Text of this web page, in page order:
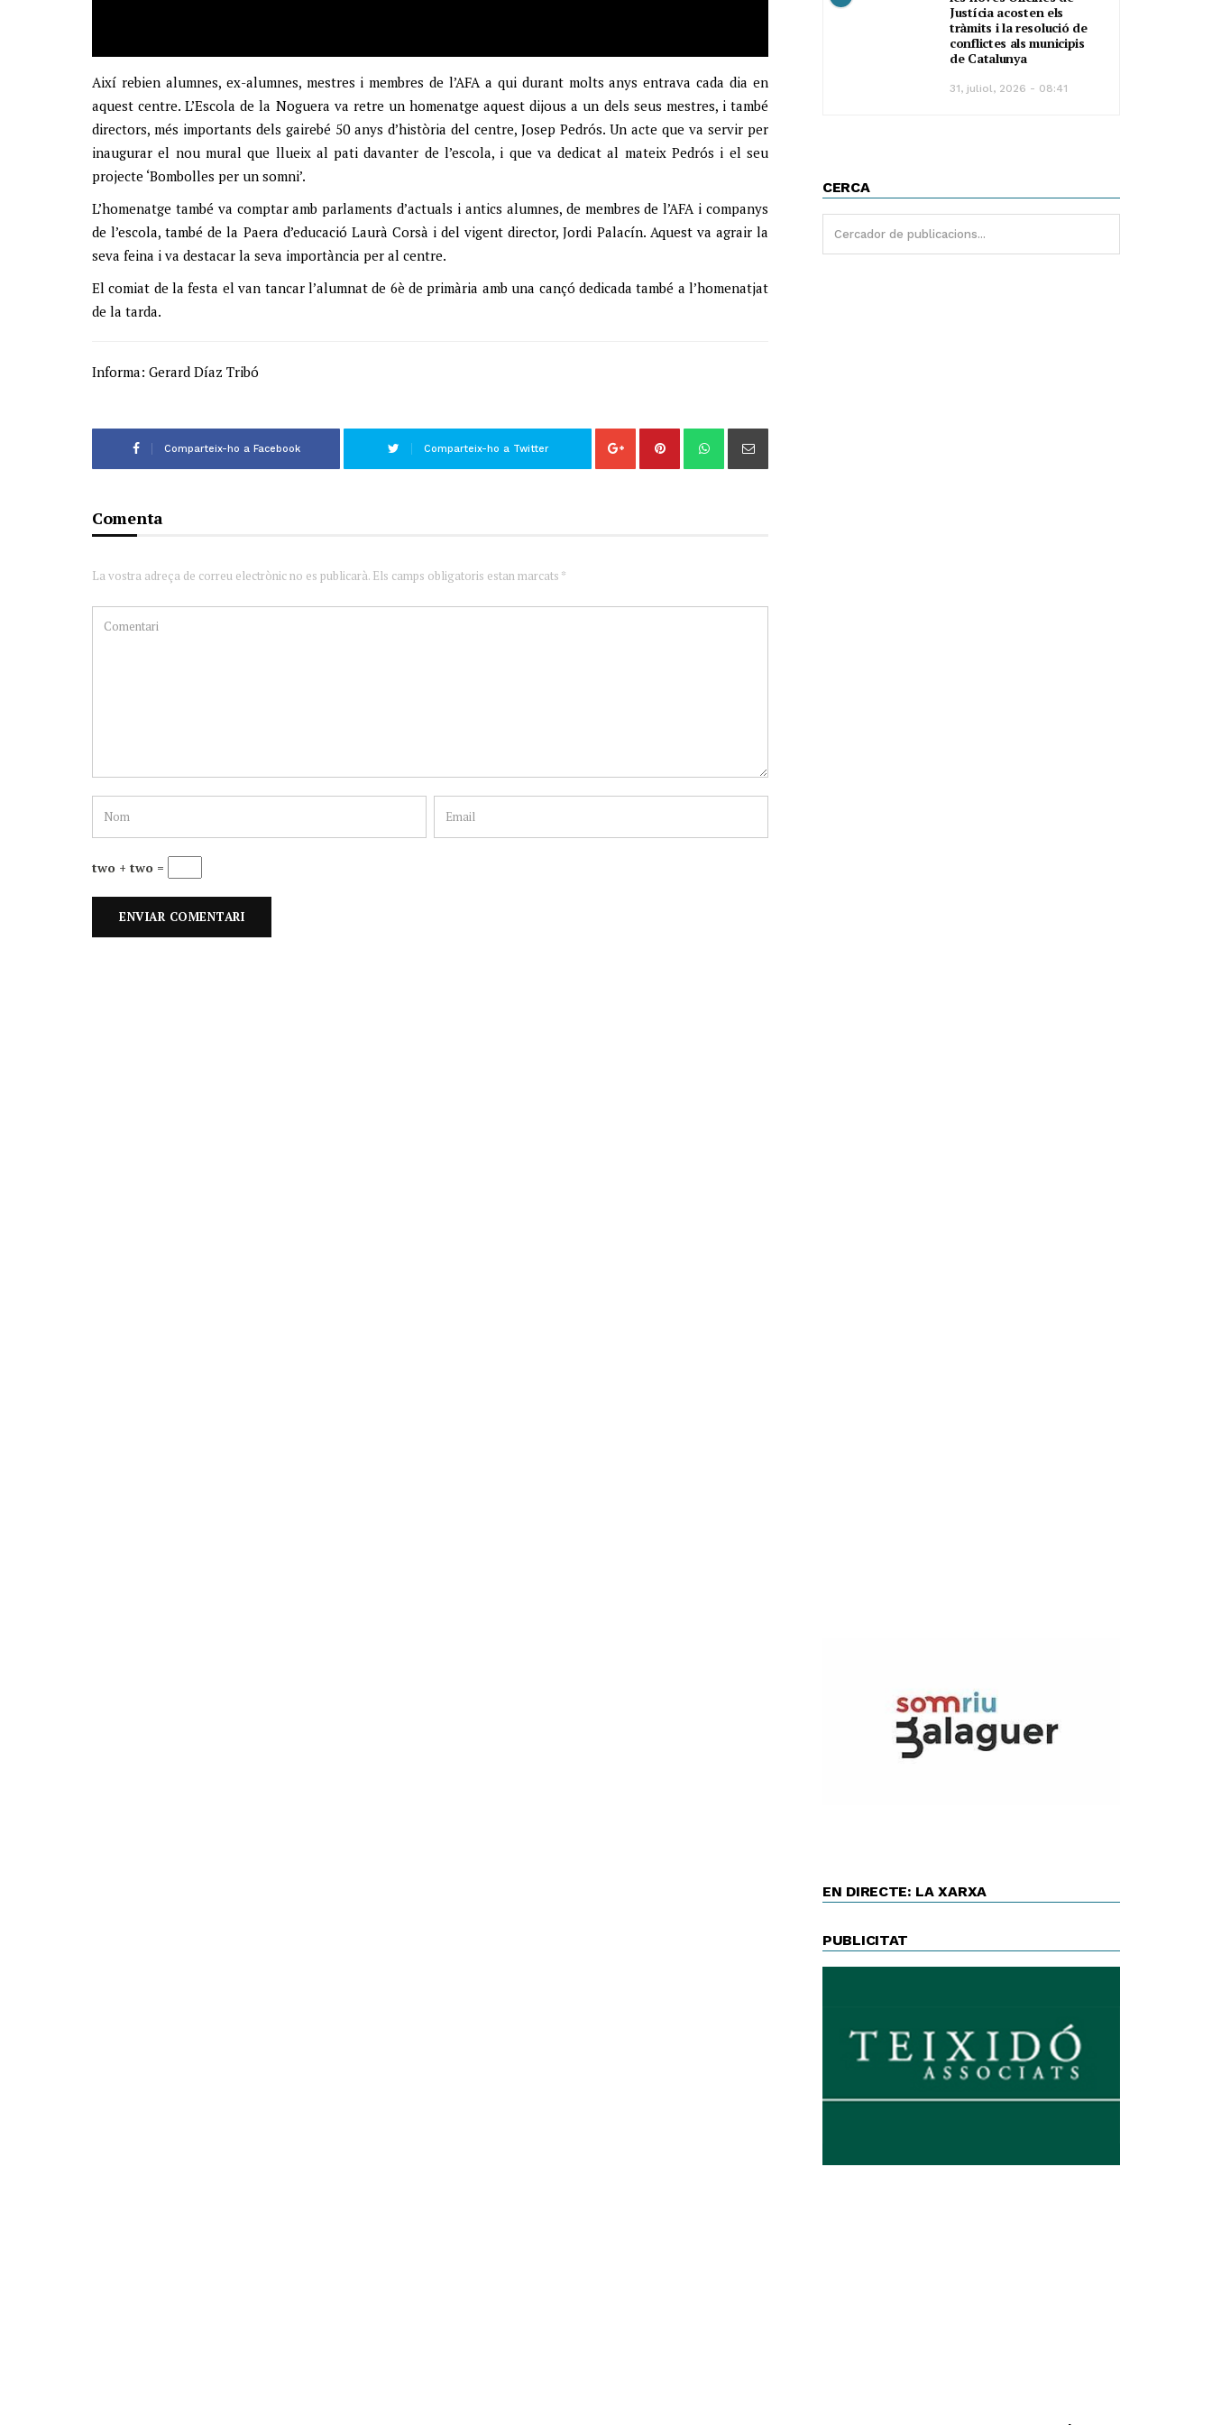
Així rebien alumnes, ex-alumnes, mestres i membres de l’AFA a qui durant molts anys entrava cada dia en
aquest centre. L’Escola de la Noguera va retre un homenatge aquest dijous a un dels seus mestres, i també
directors, més importants dels gairebé 50 anys d’història del centre, Josep Pedrós. Un acte que va servir per
inaugurar el nou mural que llueix al pati davanter de l’escola, i que va dedicat al mateix Pedrós i el seu
projecte ‘Bombolles per un somni’.
L’homenatge també va comptar amb parlaments d’actuals i antics alumnes, de membres de l’AFA i companys
de l’escola, també de la Paera d’educació Laurà Corsà i del vigent director, Jordi Palacín. Aquest va agrair la
seva feina i va destacar la seva importància per al centre.
El comiat de la festa el van tancar l’alumnat de 6è de primària amb una cançó dedicada també a l’homenatjat
de la tarda.
Informa: Gerard Díaz Tribó
Comparteix-ho a Facebook Comparteix-ho a Twitter
Comenta
La vostra adreça de correu electrònic no es publicarà. Els camps obligatoris estan marcats *
two + two =
Justícia acosten els
tràmits i la resolució de
conflictes als municipis
de Catalunya
31, juliol, 2026 - 08:41
CERCA
EN DIRECTE: LA XARXA
PUBLICITAT